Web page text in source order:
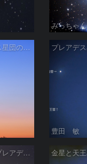
みっちゃん
極細月とプレアデス星団の接近
豊田 敏
西空のヒアデス・プレアデス星団と金星(-3.9等)・天王星(5.8等) (2026/04/21)